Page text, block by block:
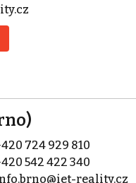
724 929 810
542 422 340
reality.cz